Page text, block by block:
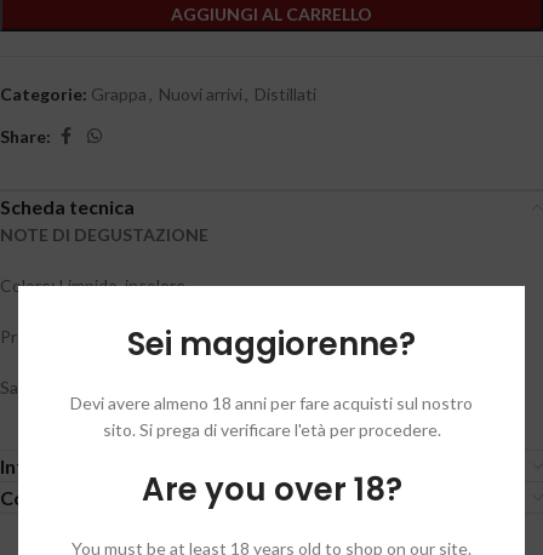
Sei maggiorenne?
Devi avere almeno 18 anni per fare acquisti sul nostro
sito. Si prega di verificare l'età per procedere.
Are you over 18?
You must be at least 18 years old to shop on our site.
AGGIUNGI AL CARRELLO
Categorie: Grappa , Nuovi arrivi , Distillati
Share:
Scheda tecnica
NOTE DI DEGUSTAZIONE
Colore: Limpido, incolore
Profumo: Elegante, armonioso
Sapore: Morbido, piacevolmente aromatico
Informazioni aggiuntive
Condizioni generali / General conditions